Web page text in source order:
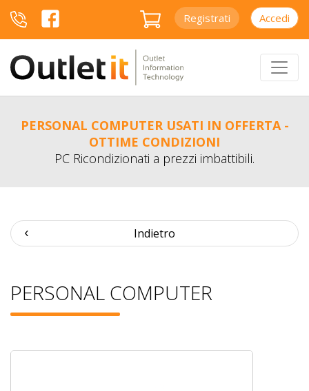
Registrati Accedi
PERSONAL COMPUTER USATI IN OFFERTA -
OTTIME CONDIZIONI
PC Ricondizionati a prezzi imbattibili.
Indietro
PERSONAL COMPUTER